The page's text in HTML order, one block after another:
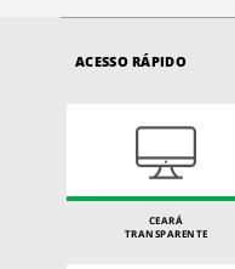
ACESSO RÁPIDO
CEARÁ
TRANSPARENTE